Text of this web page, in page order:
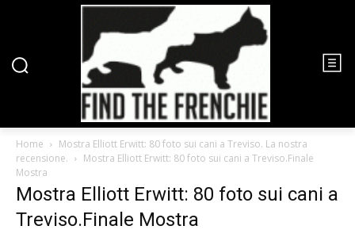
Home
Mostra Elliott Erwitt: 80 foto sui cani a Treviso. La nostra
recensione.
Mostra Elliott Erwitt: 80 foto sui cani a Treviso.Finale
Mostra
Mostra Elliott Erwitt: 80 foto sui cani a
Treviso.Finale Mostra